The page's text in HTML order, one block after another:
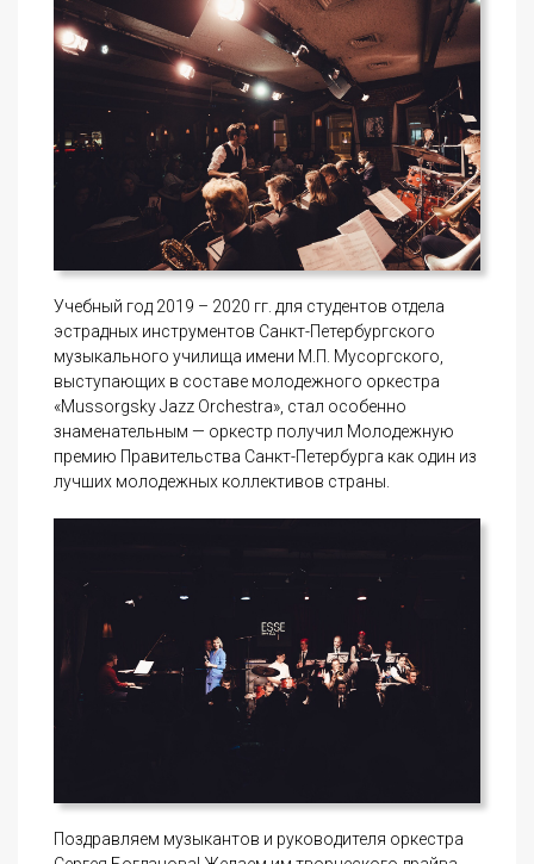
Учебный год 2019 – 2020 гг. для студентов отдела
эстрадных инструментов Санкт-Петербургского
музыкального училища имени М.П. Мусоргского,
выступающих в составе молодежного оркестра
«Mussorgsky Jazz Orchestra», стал особенно
знаменательным — оркестр получил Молодежную
премию Правительства Санкт-Петербурга как один из
лучших молодежных коллективов страны.
Поздравляем музыкантов и руководителя оркестра